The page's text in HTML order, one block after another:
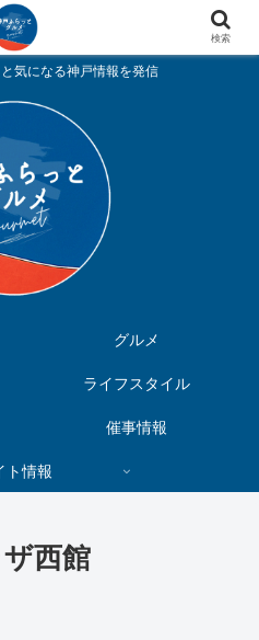
気になる神戸情報を発信
グルメ
ライフスタイル
催事情報
ト情報
西館
検索